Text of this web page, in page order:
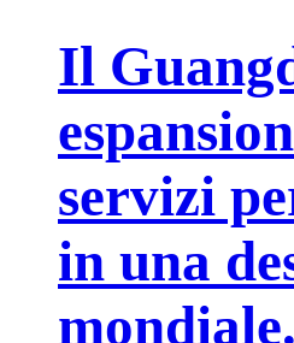
Il
servizi
in una
mondiale.